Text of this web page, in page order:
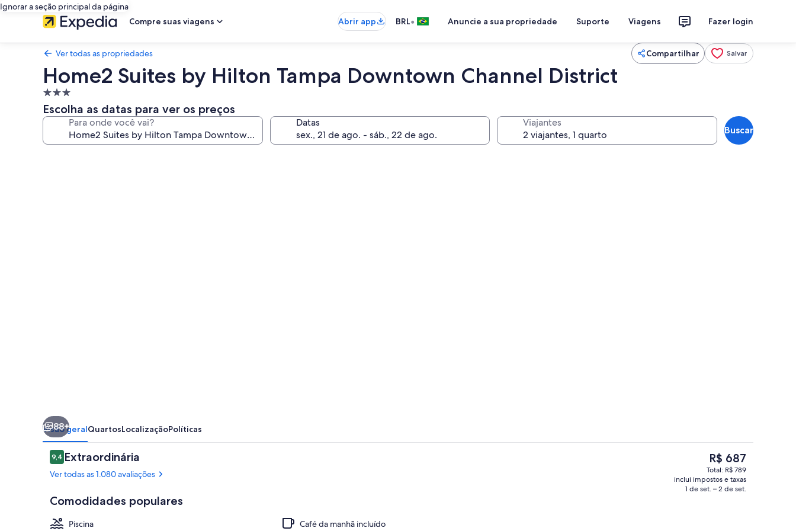
Ignorar a seção principal da página
Compre suas viagens
Abrir app BRL• Anuncie a sua propriedade Suporte Viagens Fazer login
Ver todas as propriedades Compartilhar Salvar
Home2 Suites by Hilton Tampa Downtown Channel District
Propriedade
3.0
estrelas
Escolha as datas para ver os preços
Para onde você vai? Datas Viajantes
Buscar
Fachada da propriedade à noite
88+
Visão geralQuartosLocalizaçãoPolíticas
Avaliações
9,49,4 de 10
Extraordinária
Ver todas as 1.080 avaliações
Comodidades populares
Piscina
Café da manhã incluído
O
preço
atual
é
R$ 687
Total: R$ 789
inclui impostos e taxas
1 de set. – 2 de set.